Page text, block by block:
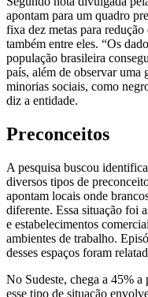
apontam para um quadro
fixa dez metas para redução
também entre eles. “Os
população brasileira
país, além de observar uma
minorias sociais, como
diz a entidade.
Preconceitos
A pesquisa buscou
diversos tipos de
apontam locais onde
diferente. Essa situação foi
e estabelecimentos
ambientes de trabalho.
desses espaços foram
No Sudeste, chega a 45% a
esse tipo de situação